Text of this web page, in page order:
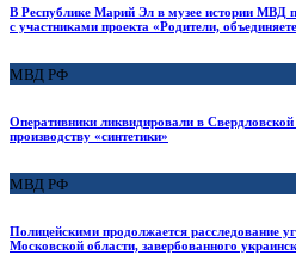
В Республике Марий Эл в музее истории МВД
с участниками проекта «Родители,
МВД РФ
Оперативники ликвидировали в
производству «синтетики»
МВД РФ
Полицейскими продолжается расследование
Московской области, завербованного